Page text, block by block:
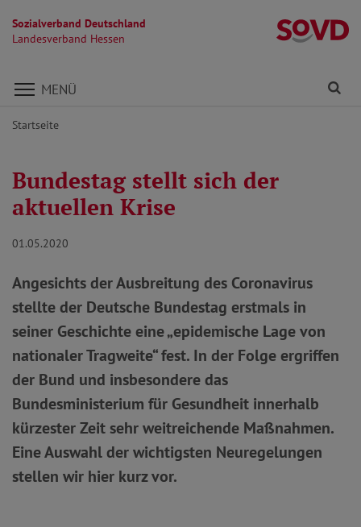
Sozialverband Deutschland
Landesverband Hessen
Direkt zu den Inhalten springen
MENÜ
Startseite
Bundestag stellt sich der
aktuellen Krise
01.05.2020
Angesichts der Ausbreitung des Coronavirus
stellte der Deutsche Bundestag erstmals in
seiner Geschichte eine „epidemische Lage von
nationaler Tragweite“ fest. In der Folge ergriffen
der Bund und insbesondere das
Bundesministerium für Gesundheit innerhalb
kürzester Zeit sehr weitreichende Maßnahmen.
Eine Auswahl der wichtigsten Neuregelungen
stellen wir hier kurz vor.